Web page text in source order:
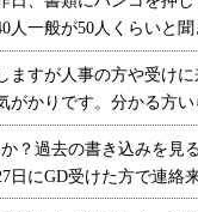
人一般が50人くらいと
すが人事の方や受け
かりです。分かる方
？過去の書き込みを見
日にGD受けた方で連絡